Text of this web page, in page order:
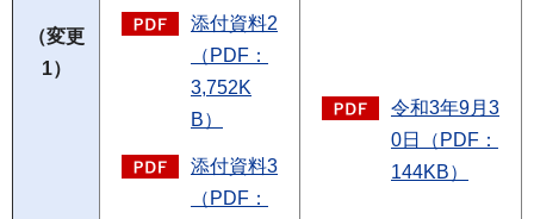
令和3年9月3
0日（PDF：
144KB）
（変更
1）
添付資料2
（PDF：
3,752K
B）
添付資料3
（PDF：